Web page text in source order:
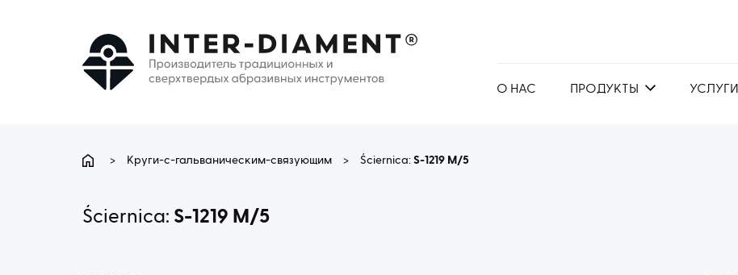
О НАС ПРОДУКТЫ УСЛУГИ
> Круги-с-гальваническим-связующим > Ściernica: S-1219 M/5
Ściernica: S-1219 M/5